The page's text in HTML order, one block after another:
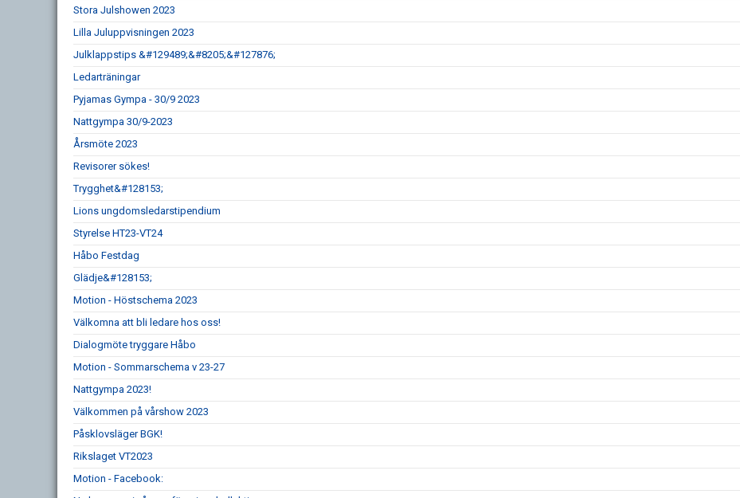
Stora Julshowen 2023
Lilla Juluppvisningen 2023
Julklappstips &#129489;&#8205;&#127876;
Ledarträningar
Pyjamas Gympa - 30/9 2023
Nattgympa 30/9-2023
Årsmöte 2023
Revisorer sökes!
Trygghet&#128153;
Lions ungdomsledarstipendium
Styrelse HT23-VT24
Håbo Festdag
Glädje&#128153;
Motion - Höstschema 2023
Välkomna att bli ledare hos oss!
Dialogmöte tryggare Håbo
Motion - Sommarschema v 23-27
Nattgympa 2023!
Välkommen på vårshow 2023
Påsklovsläger BGK!
Rikslaget VT2023
Motion - Facebook: